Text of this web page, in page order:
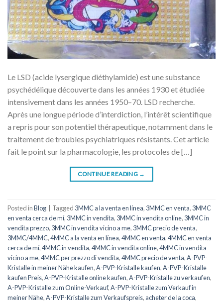
Le LSD (acide lysergique diéthylamide) est une substance
psychédélique découverte dans les années 1930 et étudiée
intensivement dans les années 1950–70. LSD recherche.
Après une longue période d’interdiction, l’intérêt scientifique
a repris pour son potentiel thérapeutique, notamment dans le
traitement de troubles psychiatriques résistants. Cet article
fait le point sur la pharmacologie, les protocoles de […]
CONTINUE READING →
Posted inBlog Tagged 3MMC a la venta en línea, 3MMC en venta, 3MMC
en venta cerca de mí, 3MMC in vendita, 3MMC in vendita online, 3MMC in
vendita prezzo, 3MMC in vendita vicino a me, 3MMC precio de venta,
3MMC/4MMC,4MMC a la venta en línea,4MMC en venta,4MMC en venta
cerca de mí,4MMC in vendita,4MMC in vendita online,4MMC in vendita
vicino a me,4MMC per prezzo di vendita,4MMC precio de venta,A-PVP-
Kristalle in meiner Nähe kaufen,A-PVP-Kristalle kaufen,A-PVP-Kristalle
kaufen Preis,A-PVP-Kristalle online kaufen,A-PVP-Kristalle zu verkaufen,
A-PVP-Kristalle zum Online-Verkauf,A-PVP-Kristalle zum Verkauf in
meiner Nähe,A-PVP-Kristalle zum Verkaufspreis, acheter de la coca,